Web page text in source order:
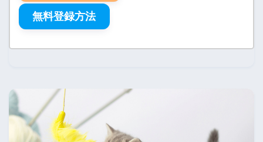
無料登録方法